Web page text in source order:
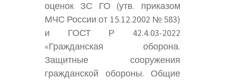
оценок ЗС ГО (утв. приказом
МЧС России от 15.12.2002 № 583)
и ГОСТ Р 42.4.03-2022
«Гражданская оборона.
Защитные сооружения
гражданской обороны. Общие